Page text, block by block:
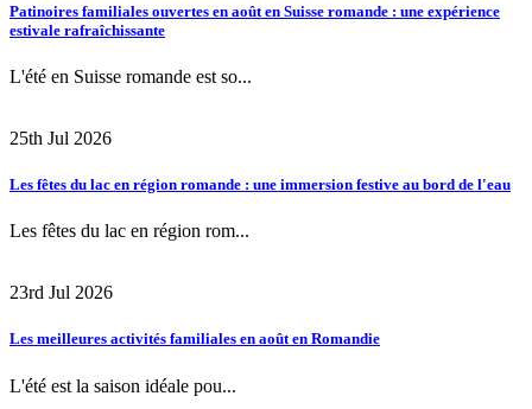
Patinoires familiales ouvertes en août en Suisse romande : une expérience
estivale rafraîchissante
L'été en Suisse romande est so...
25th Jul 2026
Les fêtes du lac en région romande : une immersion festive au bord de l'eau
Les fêtes du lac en région rom...
23rd Jul 2026
Les meilleures activités familiales en août en Romandie
L'été est la saison idéale pou...